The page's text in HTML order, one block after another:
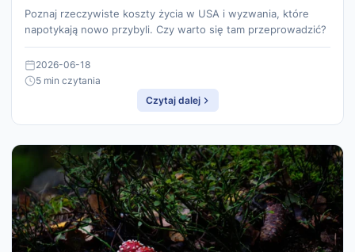
Poznaj rzeczywiste koszty życia w USA i wyzwania, które
napotykają nowo przybyli. Czy warto się tam przeprowadzić?
2026-06-18
5 min czytania
Czytaj dalej